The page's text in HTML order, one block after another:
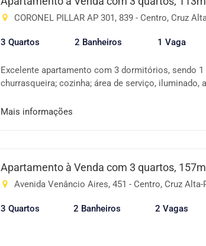
bancos e serviços 📍 Centro – Localização
ou investir! Agende uma visita e venha se encantar
agora mesmo!
CORONEL PILLAR AP 301, 839 - Centro, Cruz
3 Quartos 2 Banheiros 1 Vaga
Excelente apartamento com 3 dormitórios, sendo
churrasqueira; cozinha; área de serviço, iluminado,
mais informações. Valores sujeitos a alteração.
Mais informações
Apartamento à Venda com 3 quartos,
Avenida Venâncio Aires, 451 - Centro, Cruz Alta-
3 Quartos 2 Banheiros 2 Vagas